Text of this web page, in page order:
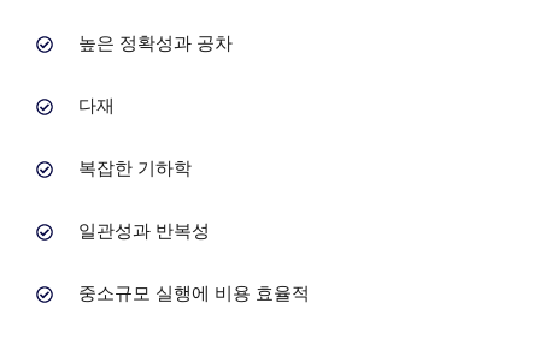
높은 정확성과 공차
다재
복잡한 기하학
일관성과 반복성
중소규모 실행에 비용 효율적